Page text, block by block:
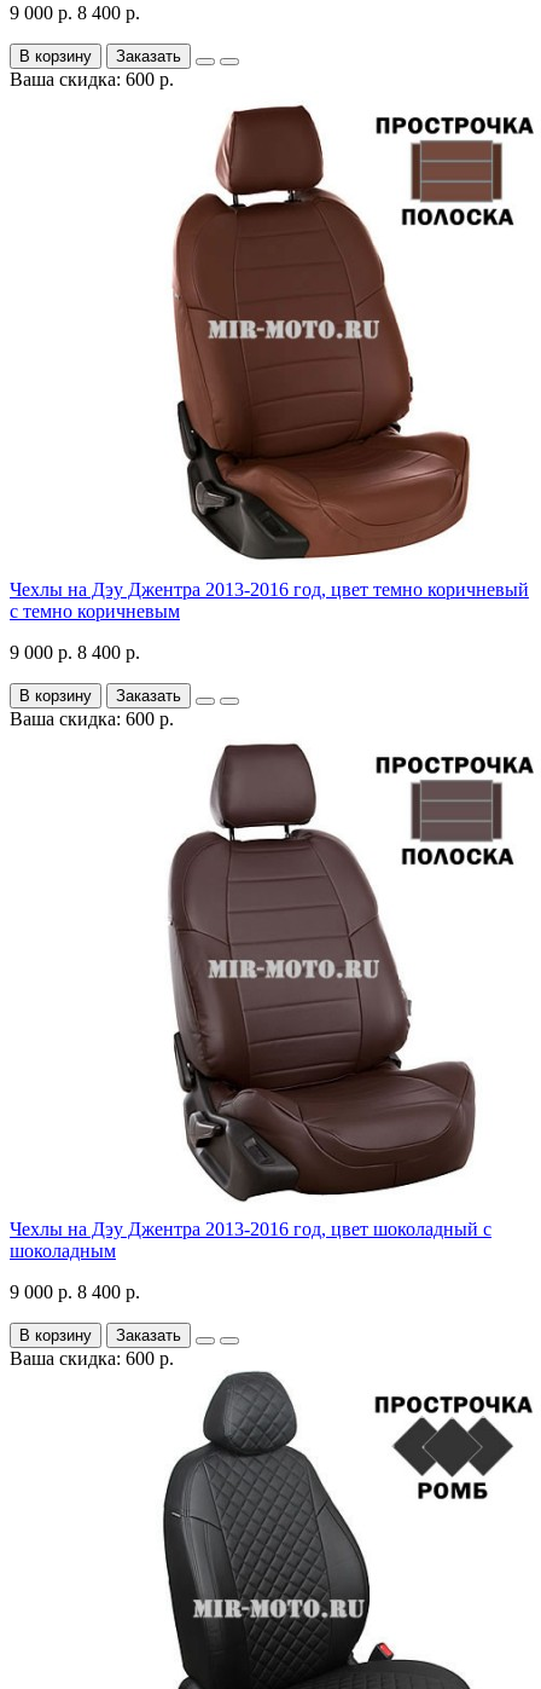
9 000 р. 8 400 р.
В корзину Заказать
Ваша скидка: 600 р.
Чехлы на Дэу Джентра 2013-2016 год, цвет темно коричневый
с темно коричневым
9 000 р. 8 400 р.
В корзину Заказать
Ваша скидка: 600 р.
Чехлы на Дэу Джентра 2013-2016 год, цвет шоколадный с
шоколадным
9 000 р. 8 400 р.
В корзину Заказать
Ваша скидка: 600 р.